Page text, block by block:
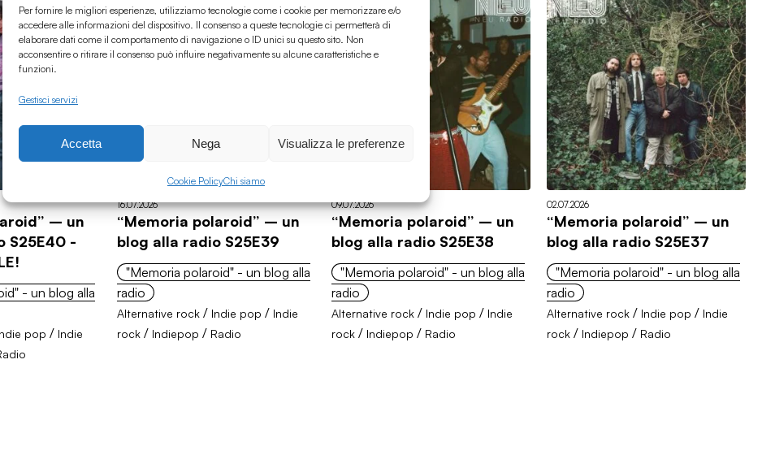
Per fornire le migliori esperienze, utilizziamo tecnologie come i cookie per memorizzare e/o
accedere alle informazioni del dispositivo. Il consenso a queste tecnologie ci permetterà di
elaborare dati come il comportamento di navigazione o ID unici su questo sito. Non
acconsentire o ritirare il consenso può influire negativamente su alcune caratteristiche e
funzioni.
Gestisci servizi
Accetta Nega Visualizza le preferenze
Cookie PolicyChi siamo
– un
S25E40 -
- un blog alla
pop / Indie
16.07.2026
“Memoria polaroid” – un
blog alla radio S25E39
"Memoria polaroid" - un blog alla
radio
Alternative rock/ Indie pop / Indie
rock/ Indiepop / Radio
09.07.2026
“Memoria polaroid” – un
blog alla radio S25E38
"Memoria polaroid" - un blog alla
radio
Alternative rock / Indie pop / Indie
rock / Indiepop / Radio
02.07.2026
“Memoria polaroid” – un
blog alla radio S25E37
"Memoria polaroid" - un blog alla
radio
Alternative rock / Indie pop / Indie
rock / Indiepop / Radio